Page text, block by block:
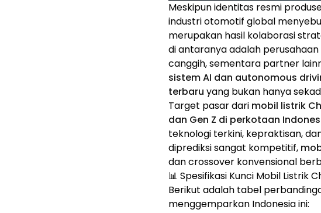
Meskipun identitas resmi
industri otomotif global
merupakan hasil kolaborasi
di antaranya adalah
canggih, sementara partner
sistem AI dan autonomous
terbaru yang bukan hanya
Target pasar dari mobil listrik
dan Gen Z di perkotaan
teknologi terkini, kepraktisan,
diprediksi sangat kompetitif,
dan crossover konvensional
📊 Spesifikasi Kunci Mobil Listrik
Berikut adalah tabel
menggemparkan Indonesia ini: